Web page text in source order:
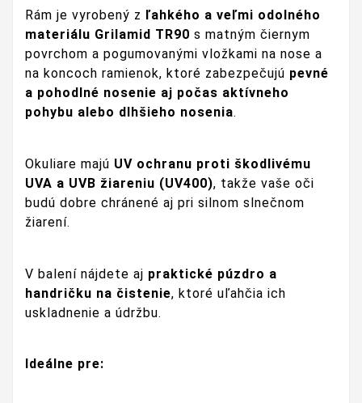
Rám je vyrobený z ľahkého a veľmi odolného
materiálu Grilamid TR90 s matným čiernym
povrchom a pogumovanými vložkami na nose a
na koncoch ramienok, ktoré zabezpečujú pevné
a pohodlné nosenie aj počas aktívneho
pohybu alebo dlhšieho nosenia.
Okuliare majú UV ochranu proti škodlivému
UVA a UVB žiareniu (UV400), takže vaše oči
budú dobre chránené aj pri silnom slnečnom
žiarení.
V balení nájdete aj praktické púzdro a
handričku na čistenie, ktoré uľahčia ich
uskladnenie a údržbu.
Ideálne pre: